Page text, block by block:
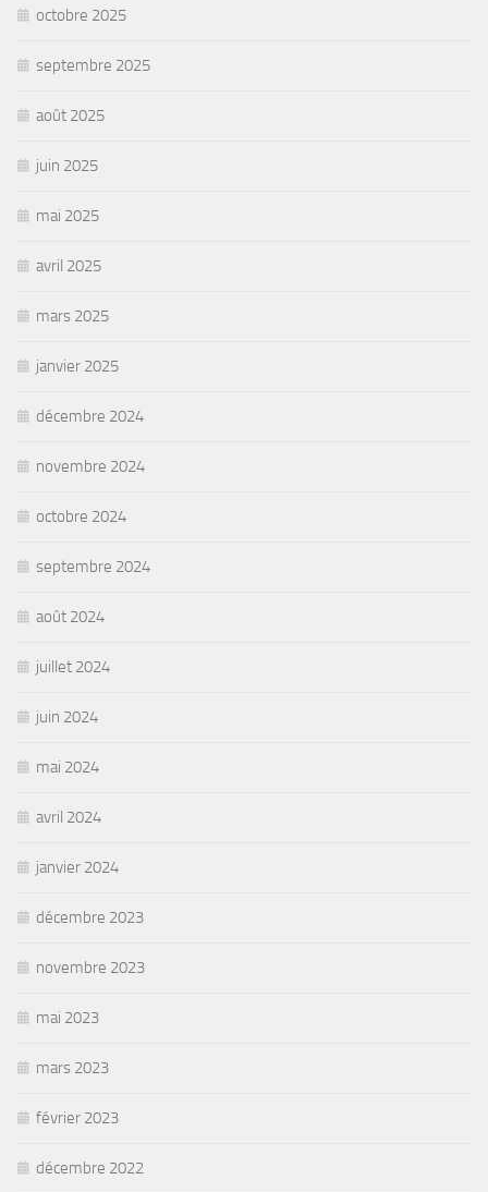
octobre 2025
septembre 2025
août 2025
juin 2025
mai 2025
avril 2025
mars 2025
janvier 2025
décembre 2024
novembre 2024
octobre 2024
septembre 2024
août 2024
juillet 2024
juin 2024
mai 2024
avril 2024
janvier 2024
décembre 2023
novembre 2023
mai 2023
mars 2023
février 2023
décembre 2022